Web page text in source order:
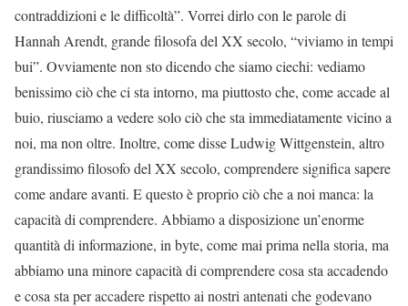
contraddizioni e le difficoltà”. Vorrei dirlo con le parole di
Hannah Arendt, grande filosofa del XX secolo, “viviamo in tempi
bui”. Ovviamente non sto dicendo che siamo ciechi: vediamo
benissimo ciò che ci sta intorno, ma piuttosto che, come accade al
buio, riusciamo a vedere solo ciò che sta immediatamente vicino a
noi, ma non oltre. Inoltre, come disse Ludwig Wittgenstein, altro
grandissimo filosofo del XX secolo, comprendere significa sapere
come andare avanti. E questo è proprio ciò che a noi manca: la
capacità di comprendere. Abbiamo a disposizione un’enorme
quantità di informazione, in byte, come mai prima nella storia, ma
abbiamo una minore capacità di comprendere cosa sta accadendo
e cosa sta per accadere rispetto ai nostri antenati che godevano